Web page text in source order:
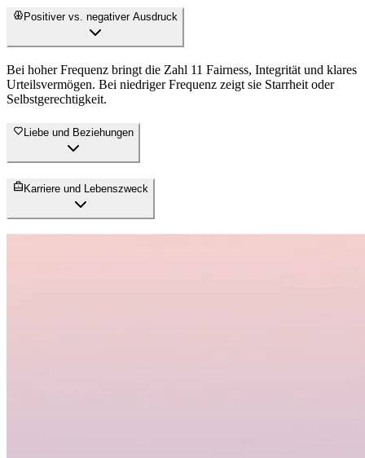
Positiver vs. negativer Ausdruck
Bei hoher Frequenz bringt die Zahl 11 Fairness, Integrität und klares
Urteilsvermögen. Bei niedriger Frequenz zeigt sie Starrheit oder
Selbstgerechtigkeit.
Liebe und Beziehungen
Karriere und Lebenszweck